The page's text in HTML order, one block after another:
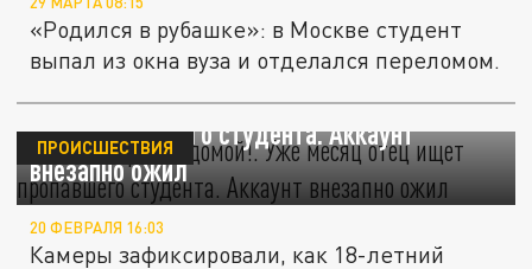
«Родился в рубашке»: в Москве студент
выпал из окна вуза и отделался переломом.
"Сынок, вернись домой!". Уже месяц отец
ищет пропавшего студента. Аккаунт
внезапно ожил
ПРОИСШЕСТВИЯ
20 ФЕВРАЛЯ 16:03
Камеры зафиксировали, как 18-летний